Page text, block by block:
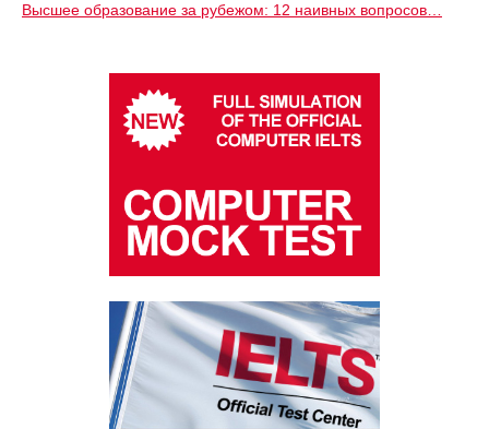
Высшее образование за рубежом: 12 наивных вопросов…